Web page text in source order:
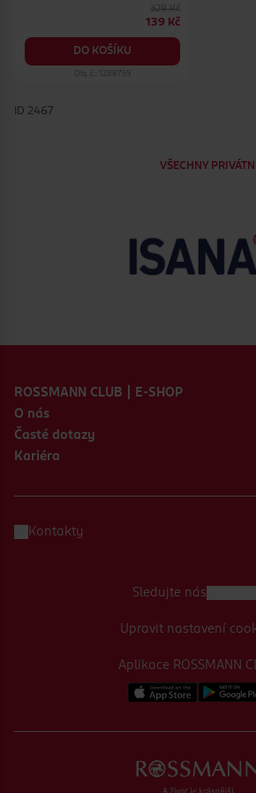
329 Kč
139 Kč
DO KOŠÍKU
Obj. č.: 1288759
ID 2467
VŠECHNY
ROSSMANN CLUB | E-SHOP
O nás
Časté dotazy
Kariéra
Kontakty
Aplikace ROSSMANN
Sledujte nás
Upravit nastavení